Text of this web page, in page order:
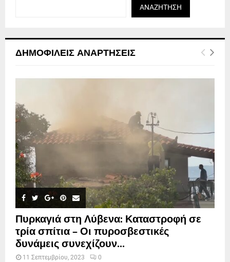
ΑΝΑΖΉΤΗΣΗ
ΔΗΜΟΦΙΛΕΊΣ ΑΝΑΡΤΉΣΕΙΣ
Πυρκαγιά στη Λύβενα: Καταστροφή σε
τρία σπίτια – Οι πυροσβεστικές
δυνάμεις συνεχίζουν...
11 Σεπτεμβρίου, 2023 0